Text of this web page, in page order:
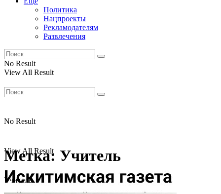
Политика
Нацпроекты
Рекламодателям
Развлечения
No Result
View All Result
No Result
View All Result
Метка: Учитель
Учитель